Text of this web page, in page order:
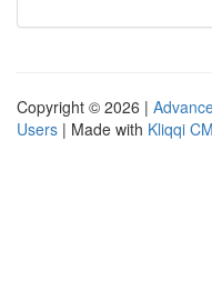
Copyright © 2026 |
Users | Made with Kliqqi